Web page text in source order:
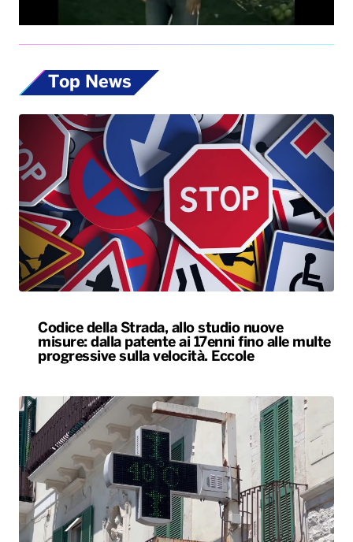
Top News
Codice della Strada, allo studio nuove
misure: dalla patente ai 17enni fino alle multe
progressive sulla velocità. Eccole